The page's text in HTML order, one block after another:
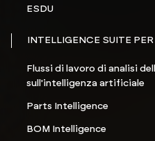
ESDU
INTELLIGENCE SUITE
Flussi di lavoro di analisi
sull'intelligenza artificiale
Parts Intelligence
BOM Intelligence